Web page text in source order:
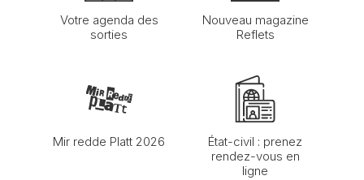
Votre agenda des
sorties
Nouveau magazine
Reflets
Mir redde Platt 2026
État-civil : prenez
rendez-vous en
ligne